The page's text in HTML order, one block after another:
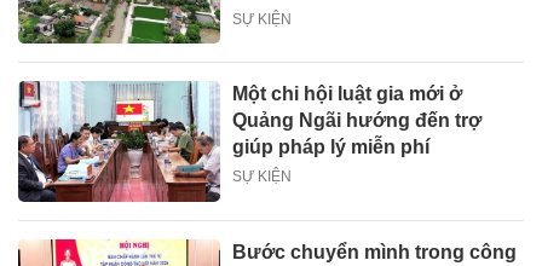
SỰ KIỆN
Một chi hội luật gia mới ở
Quảng Ngãi hướng đến trợ
giúp pháp lý miễn phí
SỰ KIỆN
Bước chuyển mình trong công